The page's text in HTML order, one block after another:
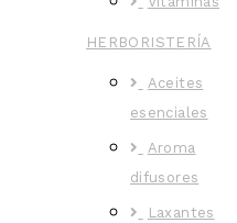
HERBORISTERÍA
Aceites
esenciales
Aroma
difusores
Laxantes